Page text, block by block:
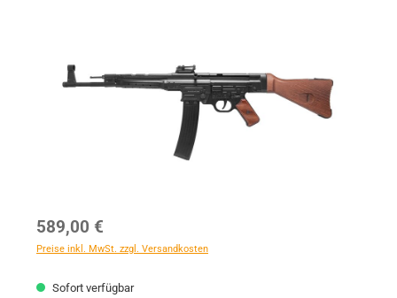
Regulärer Preis:
589,00 €
Preise inkl. MwSt. zzgl. Versandkosten
Sofort verfügbar